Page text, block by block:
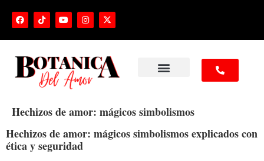
Hechizos de amor: mágicos simbolismos
Hechizos de amor: mágicos simbolismos explicados con
ética y seguridad